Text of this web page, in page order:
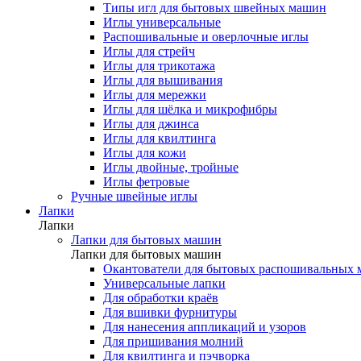
Типы игл для бытовых швейных машин
Иглы универсальные
Распошивальные и оверлочные иглы
Иглы для стрейч
Иглы для трикотажа
Иглы для вышивания
Иглы для мережки
Иглы для шёлка и микрофибры
Иглы для джинса
Иглы для квилтинга
Иглы для кожи
Иглы двойные, тройные
Иглы фетровые
Ручные швейные иглы
Лапки
Лапки
Лапки для бытовых машин
Лапки для бытовых машин
Окантователи для бытовых распошивальных
Универсальные лапки
Для обработки краёв
Для вшивки фурнитуры
Для нанесения аппликаций и узоров
Для пришивания молний
Для квилтинга и пэчворка